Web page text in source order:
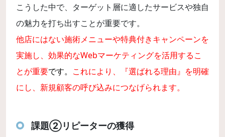
こうした中で、ターゲット層に適したサービスや独自
の魅力を打ち出すことが重要です。
他店にはない施術メニューや特典付きキャンペーンを
実施し、効果的なWebマーケティングを活用するこ
とが重要です。 これにより、『選ばれる理由』を明確
にし、新規顧客の呼び込みにつなげられます。
課題②リピーターの獲得